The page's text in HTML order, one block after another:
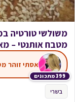
משולשי טורטיה
מטבח אותנטי –
399 מתכונים
אסתי זוהר
בשרי